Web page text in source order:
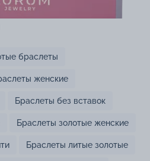
браслеты
женские
Браслеты без вставок
Браслеты золотые женские
Браслеты литые золотые